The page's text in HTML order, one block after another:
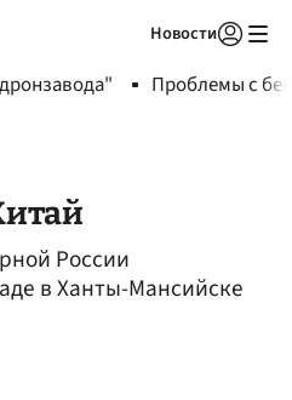
Новости
Проблемы с
России
в Ханты-Мансийске